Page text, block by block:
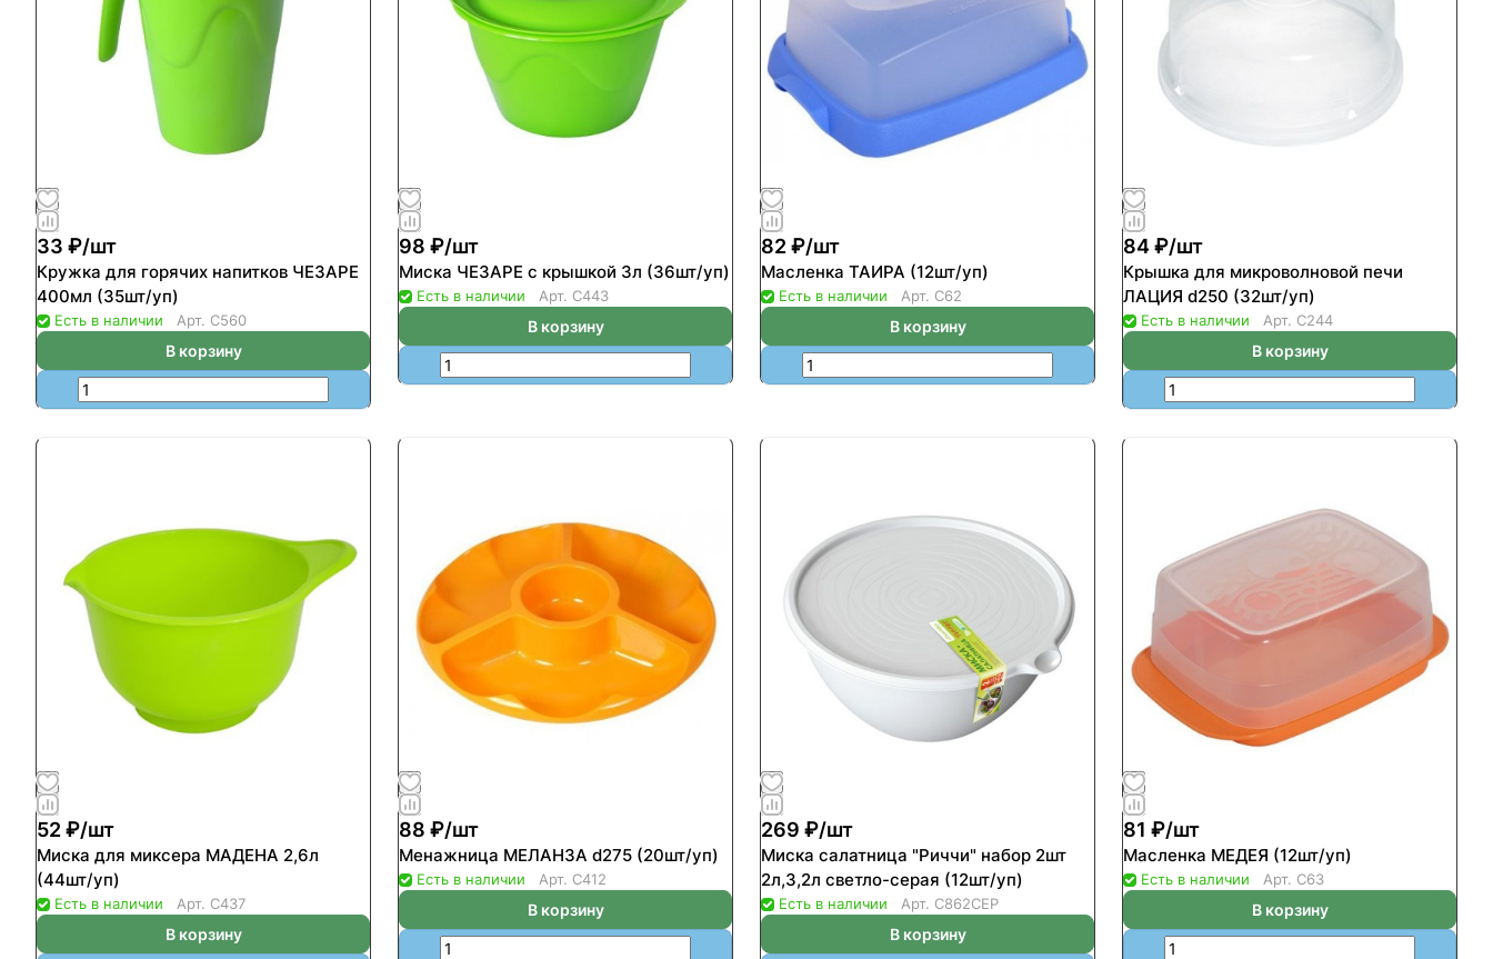
33 ₽/шт
Кружка для горячих напитков ЧЕЗАРЕ
400мл (35шт/уп)
Есть в наличии Арт. С560
В корзину
98 ₽/шт
Миска ЧЕЗАРЕ с крышкой 3л (36шт/уп)
Есть в наличии Арт. С443
В корзину
82 ₽/шт
Масленка ТАИРА (12шт/уп)
Есть в наличии Арт. С62
В корзину
84 ₽/шт
Крышка для микроволновой печи
ЛАЦИЯ d250 (32шт/уп)
Есть в наличии Арт. С244
В корзину
52 ₽/шт
Миска для миксера МАДЕНА 2,6л
(44шт/уп)
Есть в наличии Арт. С437
В корзину
88 ₽/шт
Менажница МЕЛАНЗА d275 (20шт/уп)
Есть в наличии Арт. С412
В корзину
269 ₽/шт
Миска салатница "Риччи" набор 2шт
2л,3,2л светло-серая (12шт/уп)
Есть в наличии Арт. С862СЕР
В корзину
81 ₽/шт
Масленка МЕДЕЯ (12шт/уп)
Есть в наличии Арт. С63
В корзину